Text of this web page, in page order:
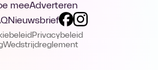
meeAdverteren
Nieuwsbrief
Privacybeleid
Wedstrijdreglement